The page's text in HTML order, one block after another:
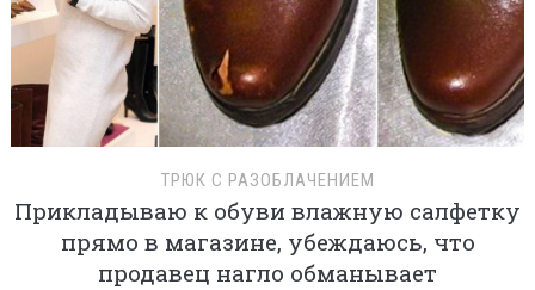
ТРЮК С РАЗОБЛАЧЕНИЕМ
Прикладываю к обуви влажную салфетку
прямо в магазине, убеждаюсь, что
продавец нагло обманывает